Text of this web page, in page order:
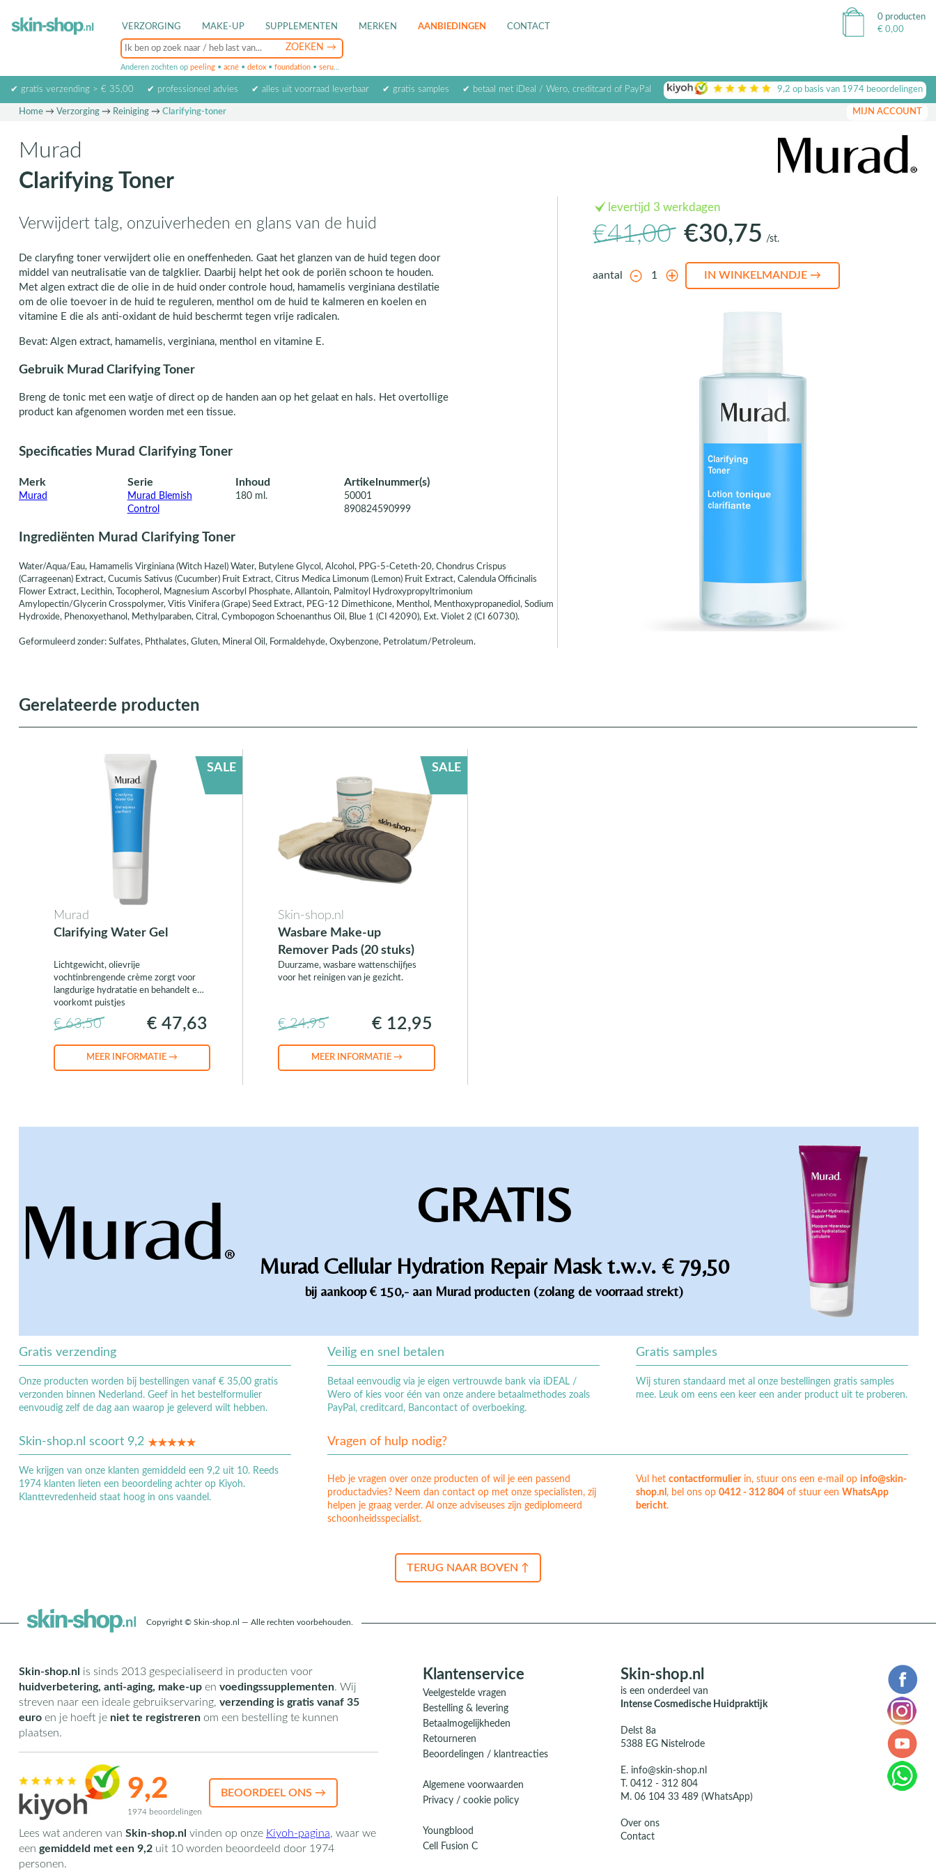
VERZORGING MAKE-UP SUPPLEMENTEN MERKEN AANBIEDINGEN CONTACT
Anderen zochten op peeling • acné • detox • foundation • serum
0 producten
€ 0,00
✔ gratis verzending > € 35,00 ✔ professioneel advies ✔ alles uit voorraad leverbaar ✔ gratis samples ✔ betaal met iDeal / Wero, creditcard of PayPal 9,2 op basis van 1974beoordelingen
MIJN ACCOUNT
Home→ Verzorging→ Reiniging→ Clarifying-toner
Murad
Clarifying Toner
Verwijdert talg, onzuiverheden en glans van de huid
De claryfing toner verwijdert olie en oneffenheden. Gaat het glanzen van de huid tegen door
middel van neutralisatie van de talgklier. Daarbij helpt het ook de poriën schoon te houden.
Met algen extract die de olie in de huid onder controle houd, hamamelis verginiana destilatie
om de olie toevoer in de huid te reguleren, menthol om de huid te kalmeren en koelen en
vitamine E die als anti-oxidant de huid beschermt tegen vrije radicalen.
Bevat: Algen extract, hamamelis, verginiana, menthol en vitamine E.
Gebruik Murad Clarifying Toner
Breng de tonic met een watje of direct op de handen aan op het gelaat en hals. Het overtollige
product kan afgenomen worden met een tissue.
Specificaties Murad Clarifying Toner
Merk
Murad
Serie
Murad Blemish
Control
Inhoud
180 ml.
Artikelnummer(s)
50001
890824590999
Ingrediënten Murad Clarifying Toner
Water/Aqua/Eau, Hamamelis Virginiana (Witch Hazel) Water, Butylene Glycol, Alcohol, PPG-5-Ceteth-20, Chondrus Crispus
(Carrageenan) Extract, Cucumis Sativus (Cucumber) Fruit Extract, Citrus Medica Limonum (Lemon) Fruit Extract, Calendula Officinalis
Flower Extract, Lecithin, Tocopherol, Magnesium Ascorbyl Phosphate, Allantoin, Palmitoyl Hydroxypropyltrimonium
Amylopectin/Glycerin Crosspolymer, Vitis Vinifera (Grape) Seed Extract, PEG-12 Dimethicone, Menthol, Menthoxypropanediol, Sodium
Hydroxide, Phenoxyethanol, Methylparaben, Citral, Cymbopogon Schoenanthus Oil, Blue 1 (CI 42090), Ext. Violet 2 (CI 60730).
Geformuleerd zonder: Sulfates, Phthalates, Gluten, Mineral Oil, Formaldehyde, Oxybenzone, Petrolatum/Petroleum.
levertijd 3 werkdagen
€41,00 €30,75 /st.
aantal
Gerelateerde producten
SALE
Murad
Clarifying Water Gel
Lichtgewicht, olievrije
vochtinbrengende crème zorgt voor
langdurige hydratatie en behandelt en
voorkomt puistjes
€ 63,50 € 47,63
MEER INFORMATIE →
SALE
Skin-shop.nl
Wasbare Make-up
Remover Pads (20 stuks)
Duurzame, wasbare wattenschijfjes
voor het reinigen van je gezicht.
€ 24,95 € 12,95
MEER INFORMATIE →
GRATIS
Murad Cellular Hydration Repair Mask t.w.v. € 79,50
bij aankoop € 150,- aan Murad producten (zolang de voorraad strekt)
Gratis verzending
Onze producten worden bij bestellingen vanaf € 35,00 gratis
verzonden binnen Nederland. Geef in het bestelformulier
eenvoudig zelf de dag aan waarop je geleverd wilt hebben.
Veilig en snel betalen
Betaal eenvoudig via je eigen vertrouwde bank via iDEAL /
Wero of kies voor één van onze andere betaalmethodes zoals
PayPal, creditcard, Bancontact of overboeking.
Gratis samples
Wij sturen standaard met al onze bestellingen gratis samples
mee. Leuk om eens een keer een ander product uit te proberen.
Skin-shop.nl scoort 9,2
We krijgen van onze klanten gemiddeld een 9,2 uit 10. Reeds
1974 klanten lieten een beoordeling achter op Kiyoh.
Klanttevredenheid staat hoog in ons vaandel.
Vragen of hulp nodig?
Heb je vragen over onze producten of wil je een passend
productadvies? Neem dan contact op met onze specialisten, zij
helpen je graag verder. Al onze adviseuses zijn gediplomeerd
schoonheidsspecialist.
Vul het contactformulierin, stuur ons een e-mail op info@skin-
shop.nl , bel ons op 0412 - 312 804of stuur een WhatsApp
bericht.
TERUG NAAR BOVEN ↑
Copyright © Skin-shop.nl — Alle rechten voorbehouden.
Skin-shop.nl is sinds 2013 gespecialiseerd in producten voor
huidverbetering, anti-aging, make-upen voedingssupplementen. Wij
streven naar een ideale gebruikservaring, verzending is gratis vanaf 35
euroen je hoeft je niet te registrerenom een bestelling te kunnen
plaatsen.
9,2
1974 beoordelingen
BEOORDEEL ONS →
Lees wat anderen van Skin-shop.nl vinden op onze Kiyoh-pagina, waar we
een gemiddeld met een 9,2uit 10worden beoordeeld door 1974
personen.
Klantenservice
Veelgestelde vragen
Bestelling & levering
Betaalmogelijkheden
Retourneren
Beoordelingen / klantreacties
Algemene voorwaarden
Privacy / cookie policy
Youngblood
Cell Fusion C
Skin-shop.nl
is een onderdeel van
Intense Cosmedische Huidpraktijk
Delst 8a
5388 EG Nistelrode
E. info@skin-shop.nl
T.0412 - 312 804
M.06 104 33 489 (WhatsApp)
Over ons
Contact